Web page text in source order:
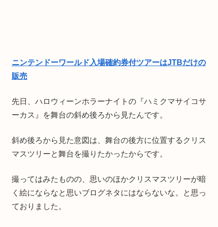
ニンテンドーワールド入場確約券付ツアーはJTBだけの
販売
先日、ハロウィーンホラーナイトの『ハミクマサイコサ
ーカス』を舞台の斜め後ろから見たんです。
斜め後ろから見た意図は、舞台の後方に位置するクリス
マスツリーと舞台を撮りたかったからです。
撮ってはみたものの、思いのほかクリスマスツリーが暗
く絵にならなと思いブログネタにはならないな。と思っ
ておりました。